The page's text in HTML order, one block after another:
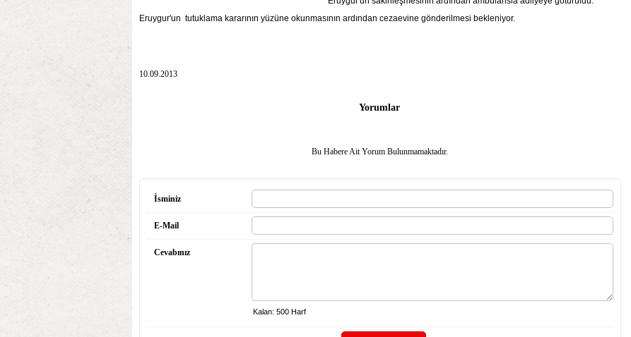
Eruygur'un tutuklama kararının yüzüne okunmasının ardından cezaevine gönderilmesi bekleniyor.
10.09.2013
Yorumlar
Bu Habere Ait Yorum Bulunmamaktadır.
İsminiz
E-Mail
Cevabınız